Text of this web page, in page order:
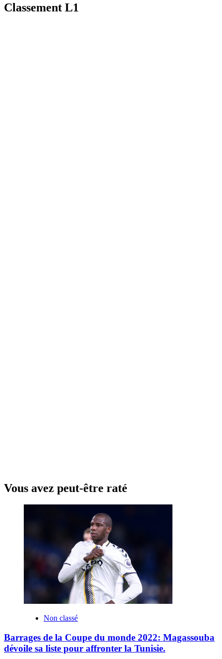
Classement L1
Vous avez peut-être raté
Non classé
Barrages de la Coupe du monde 2022: Magassouba
dévoile sa liste pour affronter la Tunisie.